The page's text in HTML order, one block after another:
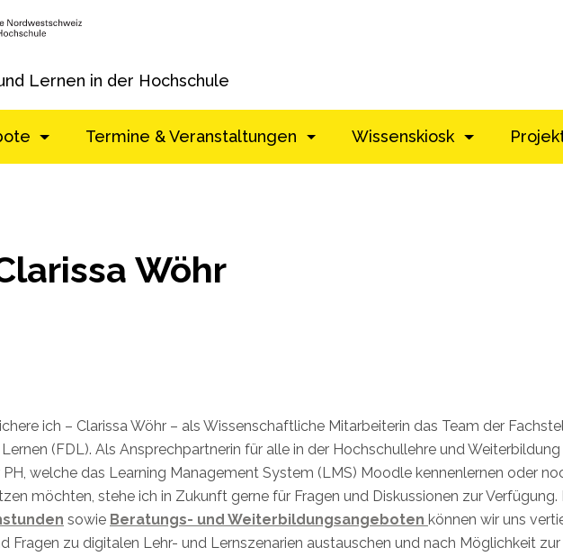
Lernen in der Hochschule
Termine & Veranstaltungen Wissenskiosk
Wöhr
ich – Clarissa Wöhr – als Wissenschaftliche Mitarbeiterin das Team der
(FDL). Als Ansprechpartnerin für alle in der Hochschullehre und Weiterbildung
welche das Learning Management System (LMS) Moodle kennenlernen oder
möchten, stehe ich in Zukunft gerne für Fragen und Diskussionen zur Verfügung.
sowie Beratungs- und Weiterbildungsangeboten können wir uns
Fragen zu digitalen Lehr- und Lernszenarien austauschen und nach Möglichkeit zur